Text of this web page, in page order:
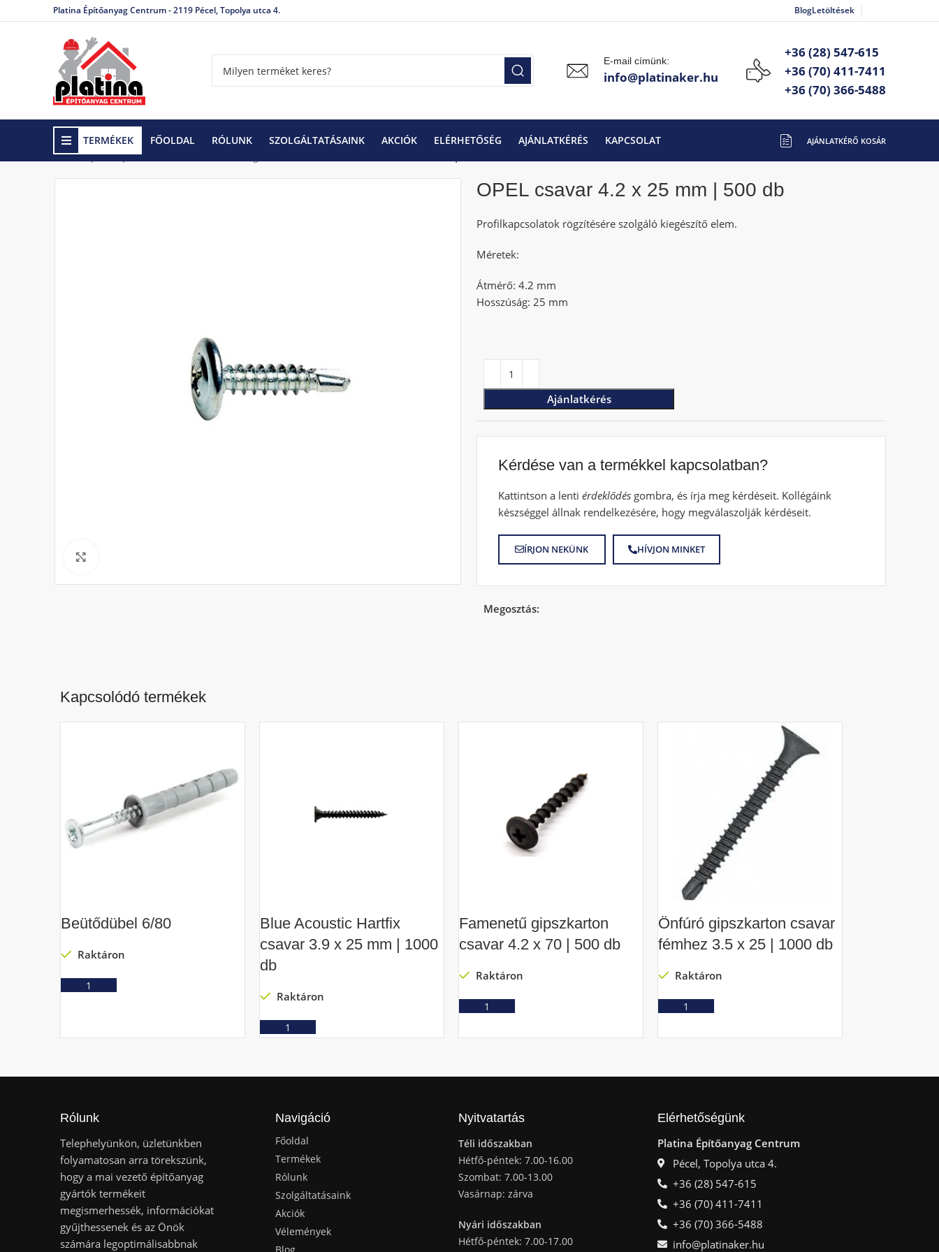
Platina Építőanyag Centrum - 2119 Pécel, Topolya utca 4. BlogLetöltések
E-mail címünk:
info@platinaker.hu
+36 (28) 547-615
+36 (70) 411-7411
+36 (70) 366-5488
TERMÉKEK FŐOLDAL RÓLUNK SZOLGÁLTATÁSAINK AKCIÓK ELÉRHETŐSÉG AJÁNLATKÉRÉS KAPCSOLAT
Kezdőlap Gipszkarton rendszerek
OPEL csavar 4.2 x 25 mm | 500 db
Profilkapcsolatok rögzítésére szolgáló kiegészítő elem.
Méretek:
Átmérő: 4.2 mm
Hosszúság: 25 mm
Ajánlatkérés
Kérdése van a termékkel kapcsolatban?
Kattintson a lenti érdeklődés gombra, és írja meg kérdéseit. Kollégáink
készséggel állnak rendelkezésére, hogy megválaszolják kérdéseit.
ÍRJON NEKÜNK HÍVJON MINKET
Megosztás:
Kapcsolódó termékek
Beütődübel 6/80
Raktáron
Blue Acoustic Hartfix
csavar 3.9 x 25 mm | 1000
db
Raktáron
Famenetű gipszkarton
csavar 4.2 x 70 | 500 db
Raktáron
Önfúró gipszkarton csavar
fémhez 3.5 x 25 | 1000 db
Raktáron
Rólunk
Telephelyünkön, üzletünkben
folyamatosan arra törekszünk,
hogy a mai vezető építőanyag
gyártók termékeit
megismerhessék, információkat
gyűjthessenek és az Önök
számára legoptimálisabbnak
Navigáció
Főoldal
Termékek
Rólunk
Szolgáltatásaink
Akciók
Vélemények
Nyitvatartás
Téli időszakban
Hétfő-péntek: 7.00-16.00
Szombat: 7.00-13.00
Vasárnap: zárva
Nyári időszakban
Hétfő-péntek: 7.00-17.00
Elérhetőségünk
Platina Építőanyag Centrum
Pécel, Topolya utca 4.
+36 (28) 547-615
+36 (70) 411-7411
+36 (70) 366-5488
info@platinaker.hu